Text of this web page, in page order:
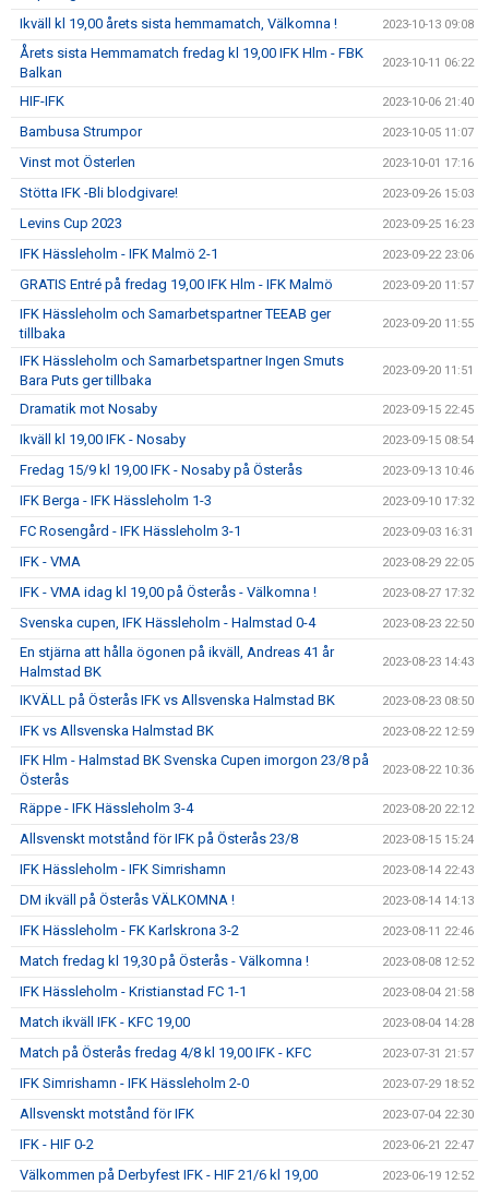
Ikväll kl 19,00 årets sista hemmamatch, Välkomna ! 2023-10-13 09:08
Årets sista Hemmamatch fredag kl 19,00 IFK Hlm - FBK
Balkan
2023-10-11 06:22
HIF-IFK 2023-10-06 21:40
Bambusa Strumpor 2023-10-05 11:07
Vinst mot Österlen 2023-10-01 17:16
Stötta IFK -Bli blodgivare! 2023-09-26 15:03
Levins Cup 2023 2023-09-25 16:23
IFK Hässleholm - IFK Malmö 2-1 2023-09-22 23:06
GRATIS Entré på fredag 19,00 IFK Hlm - IFK Malmö 2023-09-20 11:57
IFK Hässleholm och Samarbetspartner TEEAB ger
tillbaka
2023-09-20 11:55
IFK Hässleholm och Samarbetspartner Ingen Smuts
Bara Puts ger tillbaka
2023-09-20 11:51
Dramatik mot Nosaby 2023-09-15 22:45
Ikväll kl 19,00 IFK - Nosaby 2023-09-15 08:54
Fredag 15/9 kl 19,00 IFK - Nosaby på Österås 2023-09-13 10:46
IFK Berga - IFK Hässleholm 1-3 2023-09-10 17:32
FC Rosengård - IFK Hässleholm 3-1 2023-09-03 16:31
IFK - VMA 2023-08-29 22:05
IFK - VMA idag kl 19,00 på Österås - Välkomna ! 2023-08-27 17:32
Svenska cupen, IFK Hässleholm - Halmstad 0-4 2023-08-23 22:50
En stjärna att hålla ögonen på ikväll, Andreas 41 år
Halmstad BK
2023-08-23 14:43
IKVÄLL på Österås IFK vs Allsvenska Halmstad BK 2023-08-23 08:50
IFK vs Allsvenska Halmstad BK 2023-08-22 12:59
IFK Hlm - Halmstad BK Svenska Cupen imorgon 23/8 på
Österås
2023-08-22 10:36
Räppe - IFK Hässleholm 3-4 2023-08-20 22:12
Allsvenskt motstånd för IFK på Österås 23/8 2023-08-15 15:24
IFK Hässleholm - IFK Simrishamn 2023-08-14 22:43
DM ikväll på Österås VÄLKOMNA ! 2023-08-14 14:13
IFK Hässleholm - FK Karlskrona 3-2 2023-08-11 22:46
Match fredag kl 19,30 på Österås - Välkomna ! 2023-08-08 12:52
IFK Hässleholm - Kristianstad FC 1-1 2023-08-04 21:58
Match ikväll IFK - KFC 19,00 2023-08-04 14:28
Match på Österås fredag 4/8 kl 19,00 IFK - KFC 2023-07-31 21:57
IFK Simrishamn - IFK Hässleholm 2-0 2023-07-29 18:52
Allsvenskt motstånd för IFK 2023-07-04 22:30
IFK - HIF 0-2 2023-06-21 22:47
Välkommen på Derbyfest IFK - HIF 21/6 kl 19,00 2023-06-19 12:52